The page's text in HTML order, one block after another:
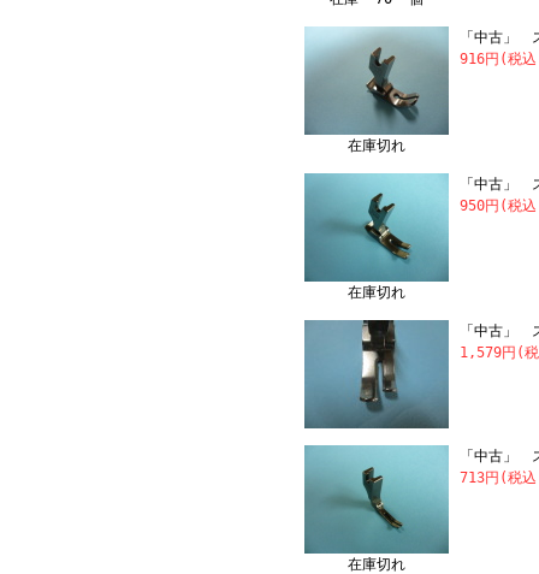
在庫切れ
「中古」
916円(税
在庫切れ
「中古」
950円(税
「中古」
1,579円(
在庫切れ
「中古」
713円(税